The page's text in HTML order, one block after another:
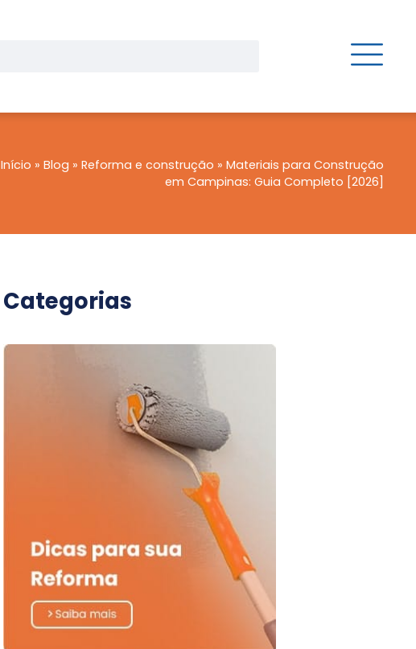
Início » Blog » Reforma e construção » Materiais para Construção
em Campinas: Guia Completo [2026]
Categorias